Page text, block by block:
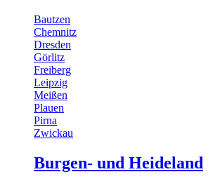
Bautzen
Chemnitz
Dresden
Görlitz
Freiberg
Leipzig
Meißen
Plauen
Pirna
Zwickau
Burgen- und Heideland